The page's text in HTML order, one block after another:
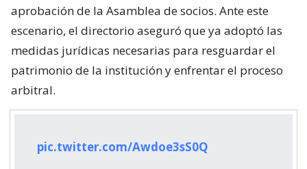
aprobación de la Asamblea de socios. Ante este
escenario, el directorio aseguró que ya adoptó las
medidas jurídicas necesarias para resguardar el
patrimonio de la institución y enfrentar el proceso
arbitral.
pic.twitter.com/Awdoe3sS0Q